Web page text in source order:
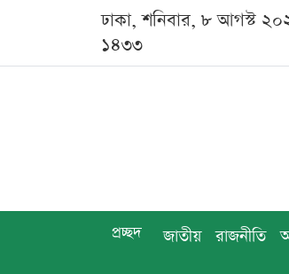
ঢাকা, শনিবার, ৮ আগস্ট
১৪৩৩
প্রচ্ছদ জাতীয় রাজনীতি